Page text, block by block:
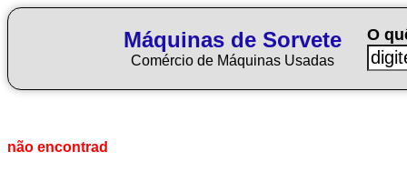
Máquinas de Sorvete
Comércio de Máquinas Usadas
O
não encontrad